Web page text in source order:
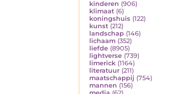
kinderen (906)
klimaat (6)
koningshuis (122)
kunst (212)
landschap (146)
lichaam (352)
liefde (8905)
lightverse (739)
limerick (1164)
literatuur (211)
maatschappij (754)
mannen (156)